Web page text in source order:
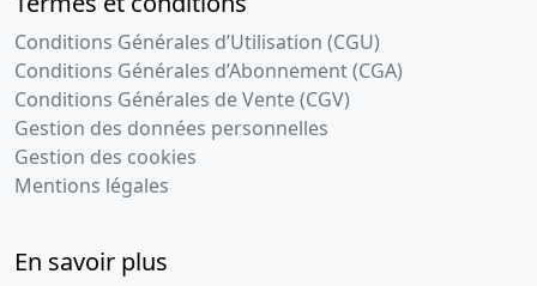
Conditions Générales d’Utilisation (CGU)
Conditions Générales d’Abonnement (CGA)
Conditions Générales de Vente (CGV)
Gestion des données personnelles
Gestion des cookies
Mentions légales
En savoir plus